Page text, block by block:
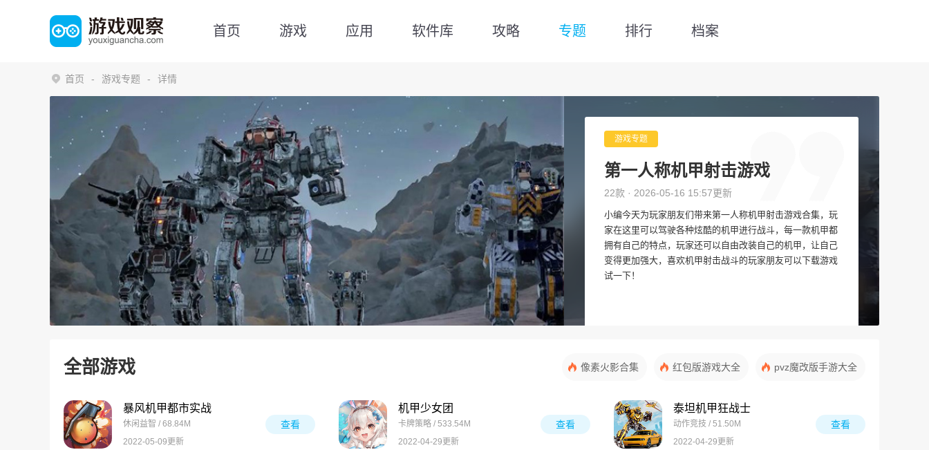
首页 游戏 应用 软件库 攻略 专题 排行 档案
首页 游戏专题 详情
游戏专题
第一人称机甲射击游戏
22款 · 2026-05-16 15:57更新
小编今天为玩家朋友们带来第一人称机甲射击游戏合集，玩
家在这里可以驾驶各种炫酷的机甲进行战斗，每一款机甲都
拥有自己的特点，玩家还可以自由改装自己的机甲，让自己
变得更加强大，喜欢机甲射击战斗的玩家朋友可以下载游戏
试一下！
全部游戏 像素火影合集 红包版游戏大全 pvz魔改版手游大全
暴风机甲都市实战
休闲益智 / 68.84M
2022-05-09更新
查看
机甲少女团
卡牌策略 / 533.54M
2022-04-29更新
查看
泰坦机甲狂战士
动作竞技 / 51.50M
2022-04-29更新
查看